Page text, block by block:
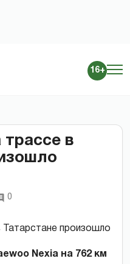
16+
трассе в
0
Nexia на 762 км